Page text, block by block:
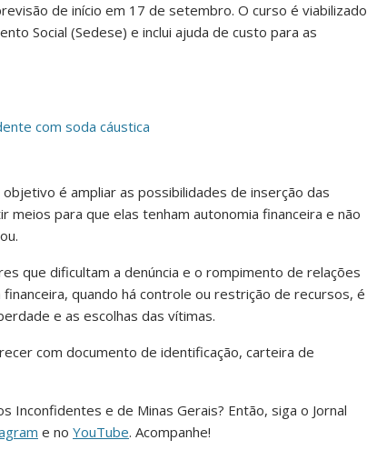
de início em 17 de setembro. O curso é viabilizado
Social (Sedese) e inclui ajuda de custo para as
com soda cáustica
é ampliar as possibilidades de inserção das
meios para que elas tenham autonomia financeira e não
que dificultam a denúncia e o rompimento de relações
quando há controle ou restrição de recursos, é
e as escolhas das vítimas.
com documento de identificação, carteira de
Inconfidentes e de Minas Gerais? Então, siga o Jornal
e no YouTube. Acompanhe!